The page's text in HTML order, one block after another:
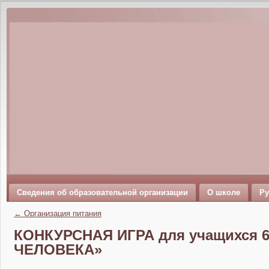
Сведения об образовательной организации О школе
← Организация питания
КОНКУРСНАЯ ИГРА для учащихся
ЧЕЛОВЕКА»